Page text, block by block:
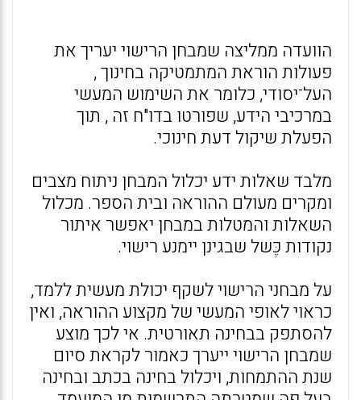
הוועדה ממליצה שמבחן הרישוי יעריך את
פעולות הוראת המתמטיקה בחינוך ,
העל־יסודי, כלומר את השימוש המעשי
במרכיבי הידע, שפורטו בדו"ח זה , תוך
הפעלת שיקול דעת חינוכי.
מלבד שאלות ידע יכלול המבחן ניתוח מצבים
ומקרים מעולם ההוראה ובית הספר. מכלול
השאלות והמטלות במבחן יאפשר איתור
נקודות כֶּשל שבגינן יימנע רישוי.
על מבחני הרישוי לשקף יכולת מעשית ללמד,
כראוי לאופי המעשי של מקצוע ההוראה, ואין
להסתפק בבחינה תאורטית. אי לכך מוצע
שמבחן הרישוי ייערך כאמור לקראת סיום
שנת ההתמחות, ויכלול בחינה בכתב ובחינה